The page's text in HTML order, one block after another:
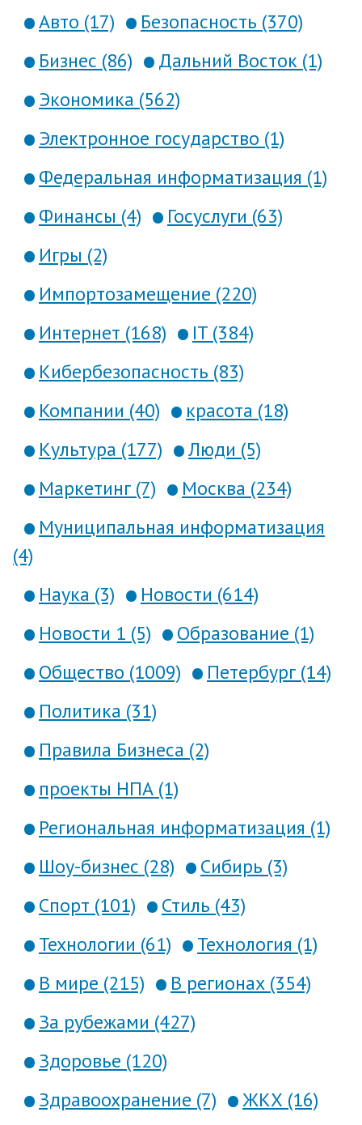
Авто (17)
Безопасность (370)
Бизнес (86)
Дальний Восток (1)
Экономика (562)
Электронное государство (1)
Федеральная информатизация (1)
Финансы (4)
Госуслуги (63)
Игры (2)
Импортозамещение (220)
Интернет (168)
IT (384)
Кибербезопасность (83)
Компании (40)
красота (18)
Культура (177)
Люди (5)
Маркетинг (7)
Москва (234)
Муниципальная информатизация
(4)
Наука (3)
Новости (614)
Новости 1 (5)
Образование (1)
Общество (1009)
Петербург (14)
Политика (31)
Правила Бизнеса (2)
проекты НПА (1)
Региональная информатизация (1)
Шоу-бизнес (28)
Сибирь (3)
Спорт (101)
Стиль (43)
Технологии (61)
Технология (1)
В мире (215)
В регионах (354)
За рубежами (427)
Здоровье (120)
Здравоохранение (7)
ЖКХ (16)